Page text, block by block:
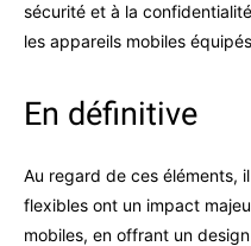
sécurité et à la
les appareils mobiles
En définitive
Au regard de ces éléments,
flexibles ont un impact
mobiles, en offrant un